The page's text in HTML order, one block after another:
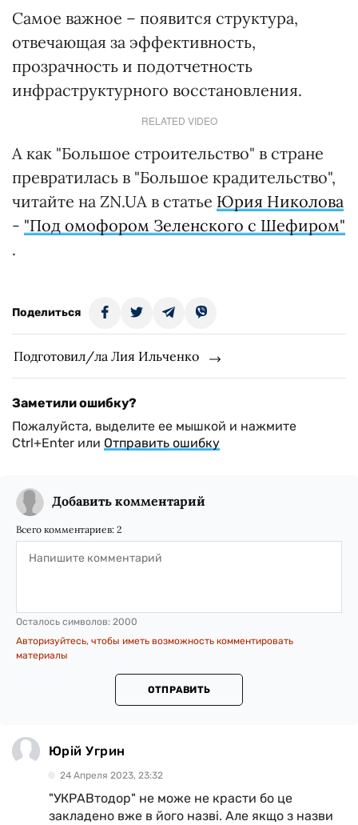
Самое важное – появится структура,
отвечающая за эффективность,
прозрачность и подотчетность
инфраструктурного восстановления.
RELATED VIDEO
А как "Большое строительство" в стране
превратилась в "Большое крадительство",
читайте на ZN.UA в статье Юрия Николова
- "Под омофором Зеленского с Шефиром"
.
Поделиться
Подготовил/ла Лия Ильченко
Заметили ошибку?
Пожалуйста, выделите ее мышкой и нажмите
Ctrl+Enter или Отправить ошибку
Добавить комментарий
Всего комментариев: 2
Осталось символов: 2000
Авторизуйтесь, чтобы иметь возможность комментировать
материалы
ОТПРАВИТЬ
Юрій Угрин
24 Апреля 2023, 23:32
"УКРАВтодор" не може не красти бо це
закладено вже в його назві. Але якщо з назви